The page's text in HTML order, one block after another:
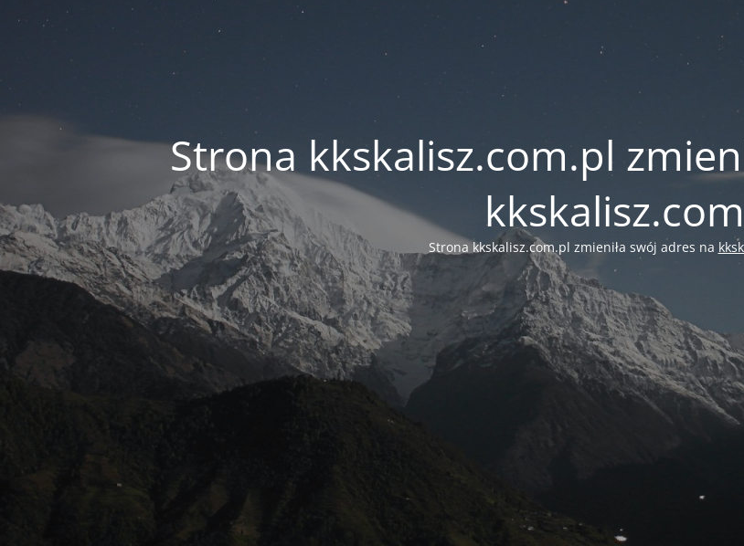
Strona kkskalisz.com.pl
kkskalisz.com
Strona kkskalisz.com.pl zmieniła swój adres na